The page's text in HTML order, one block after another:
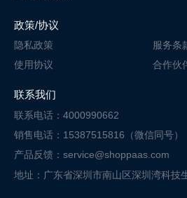
政策/协议
隐私政策
服务条
使用协议
合作伙
联系我们
联系电话：4000990662
销售电话：15387515816（微信同号）
产品反馈：service@shoppaas.com
地址：广东省深圳市南山区深圳湾科技